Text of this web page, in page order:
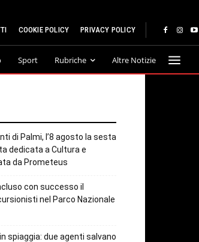
COOKIE POLICY PRIVACY POLICY
Sport Rubriche Altre Notizie
di Palmi, l’8 agosto la sesta
dedicata a Cultura e
da Prometeus
con successo il
nel Parco Nazionale
spiaggia: due agenti salvano